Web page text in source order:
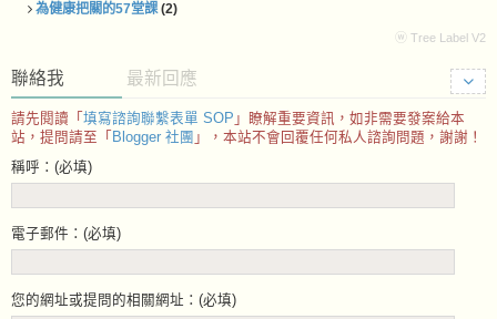
為健康把關的57堂課(2)
ⓦ Tree Label V2
聯絡我 最新回應
請先閱讀「 填寫諮詢聯繫表單 SOP 」瞭解重要資訊，如非需要發案給本
站，提問請至「 Blogger 社團 」，本站不會回覆任何私人諮詢問題，謝謝！
稱呼：(必填)
電子郵件：(必填)
您的網址或提問的相關網址：(必填)